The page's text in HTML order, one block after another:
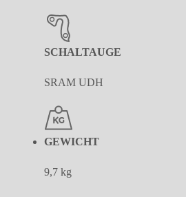
SCHALTAUGE
SRAM UDH
GEWICHT
9,7 kg